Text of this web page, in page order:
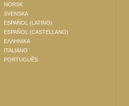
NORSK
SVENSKA
ESPAÑOL (LATINO)
ESPAÑOL (CASTELLANO)
ΕΛΛΗΝΙΚA
ITALIANO
PORTUGUÊS